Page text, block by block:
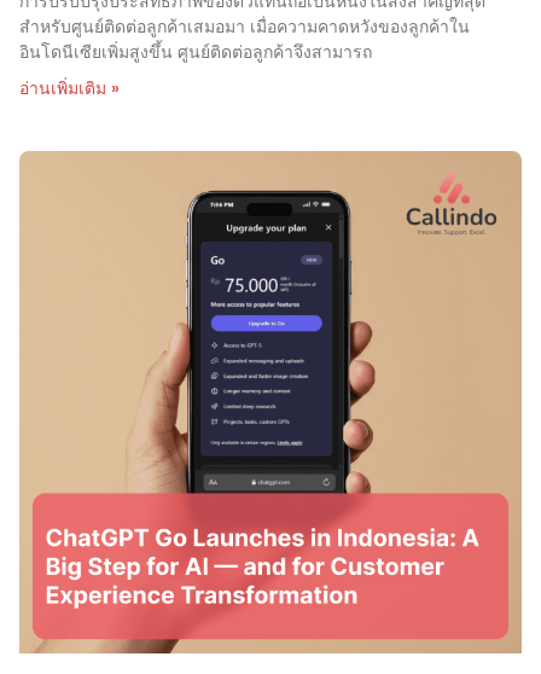
สำหรับศูนย์ติดต่อลูกค้าเสมอมา เมื่อความคาดหวังของลูกค้าใน
อินโดนีเซียเพิ่มสูงขึ้น ศูนย์ติดต่อลูกค้าจึงสามารถ
อ่านเพิ่มเติม »